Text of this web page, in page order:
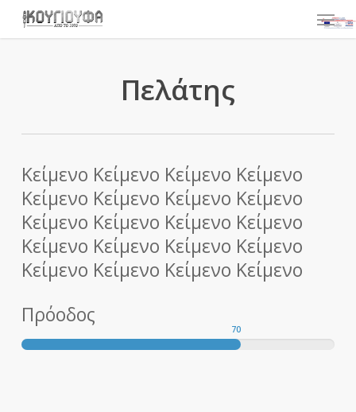
Skip
to
Πελάτης
Κείμενο Κείμενο Κείμενο Κείμενο
Κείμενο Κείμενο Κείμενο Κείμενο
Κείμενο Κείμενο Κείμενο Κείμενο
Κείμενο Κείμενο Κείμενο Κείμενο
Κείμενο Κείμενο Κείμενο Κείμενο
Πρόοδος
70